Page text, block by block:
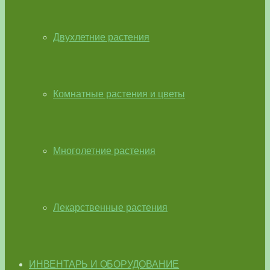
Двухлетние растения
Комнатные растения и цветы
Многолетние растения
Лекарственные растения
ИНВЕНТАРЬ И ОБОРУДОВАНИЕ